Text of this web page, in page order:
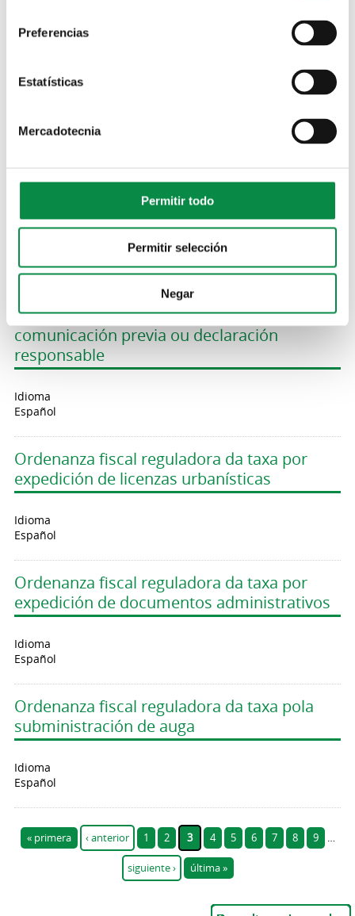
Preferencias
Estatísticas
Mercadotecnia
Permitir todo
Permitir selección
Negar
licenzas de autotaxi e demais vehículos de
Ordenanza fiscal reguladora da taxa pola
licenza de apertura de establecementos ou
pola actividade de control posterior
daquelas actividades sometidas a
comunicación previa ou declaración
responsable
Idioma
Español
Ordenanza fiscal reguladora da taxa por
expedición de licenzas urbanísticas
Idioma
Español
Ordenanza fiscal reguladora da taxa por
expedición de documentos administrativos
Idioma
Español
Ordenanza fiscal reguladora da taxa pola
subministración de auga
Idioma
Español
Páginas
« primera ‹ anterior 1 2 3 4 5 6 7 8 9 …
siguiente › última »